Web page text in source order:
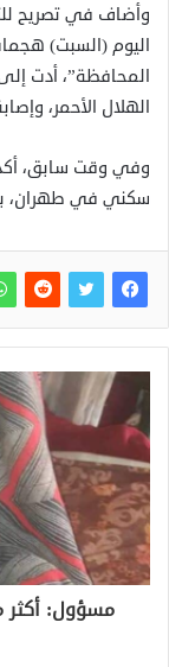
وأضاف في تصريح
الهلال الأحمر، وإصابة 55 شخصا
سكني في طهران،